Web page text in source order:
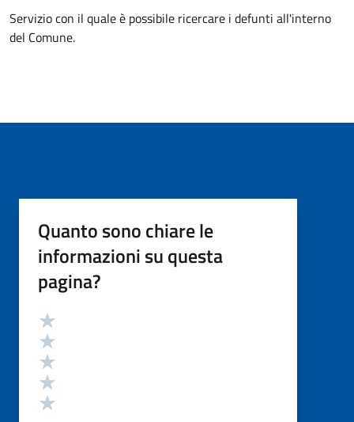
Servizio con il quale è possibile ricercare i defunti all'interno
del Comune.
Quanto sono chiare le
informazioni su questa
pagina?
Valutazione